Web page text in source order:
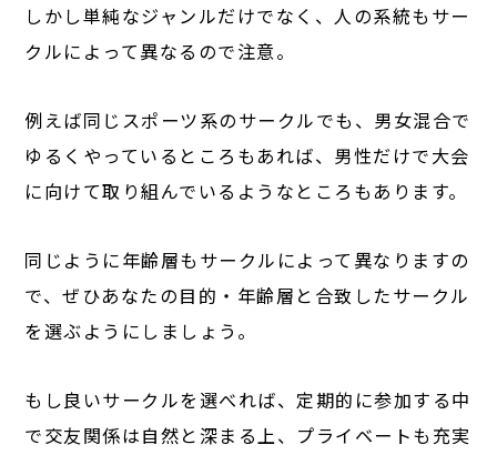
しかし単純なジャンルだけでなく、人の系統もサー
クルによって異なるので注意。
例えば同じスポーツ系のサークルでも、男女混合で
ゆるくやっているところもあれば、男性だけで大会
に向けて取り組んでいるようなところもあります。
同じように年齢層もサークルによって異なりますの
で、ぜひあなたの目的・年齢層と合致したサークル
を選ぶようにしましょう。
もし良いサークルを選べれば、定期的に参加する中
で交友関係は自然と深まる上、プライベートも充実